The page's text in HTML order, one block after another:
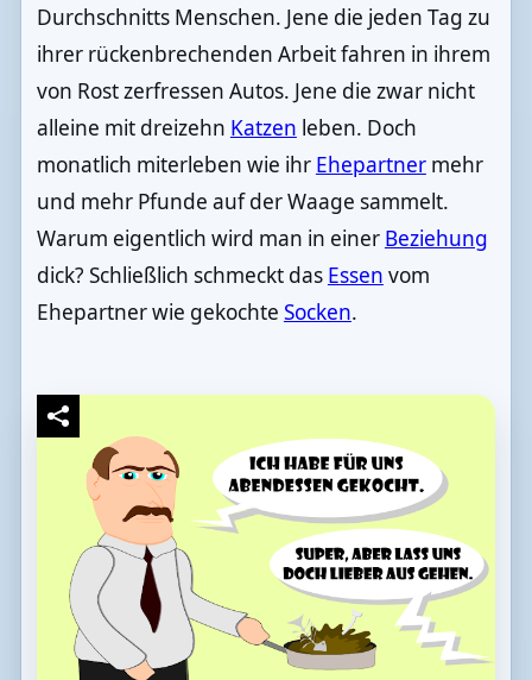
Durchschnitts Menschen. Jene die jeden Tag zu
ihrer rückenbrechenden Arbeit fahren in ihrem
von Rost zerfressen Autos. Jene die zwar nicht
alleine mit dreizehn Katzen leben. Doch
monatlich miterleben wie ihr Ehepartnermehr
und mehr Pfunde auf der Waage sammelt.
Warum eigentlich wird man in einer Beziehung
dick? Schließlich schmeckt das Essen vom
Ehepartner wie gekochte Socken.